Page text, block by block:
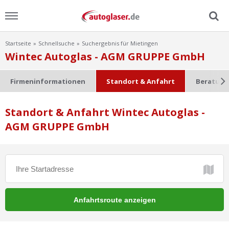
Menu
Home
Ratgeber
Scheibensuche
Startseite Schnellsuche Suchergebnis für Mietingen
Wintec Autoglas - AGM GRUPPE GmbH
Firmeninformationen Standort & Anfahrt
Standort & Anfahrt Wintec Autoglas -
AGM GRUPPE GmbH